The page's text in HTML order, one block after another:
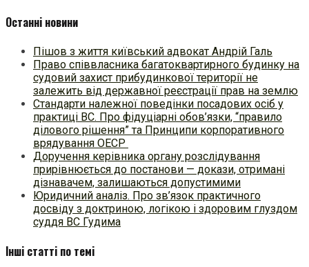
Останні новини
Пішов з життя київський адвокат Андрій Галь
Право співвласника багатоквартирного будинку на
судовий захист прибудинкової території не
залежить від державної реєстрації прав на землю
Стандарти належної поведінки посадових осіб у
практиці ВC. Про фідуціарні обов’язки, “правило
ділового рішення” та Принципи корпоративного
врядування ОЕСР
Доручення керівника органу розслідування
прирівнюється до постанови — докази, отримані
дізнавачем, залишаються допустимими
Юридичний аналіз. Про зв’язок практичного
досвіду з доктриною, логікою і здоровим глуздом
суддя ВС Гудима
Інші статті по темі